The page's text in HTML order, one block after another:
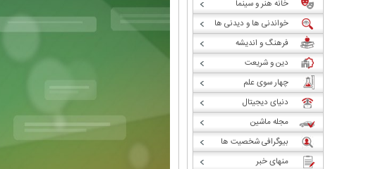
خانه هنر و سینما
خواندنی ها و دیدنی ها
فرهنگ و اندیشه
دین و شریعت
چهار سوی علم
دنیای دیجیتال
مجله ماشین
بیوگرافی شخصیت ها
منهای خبر